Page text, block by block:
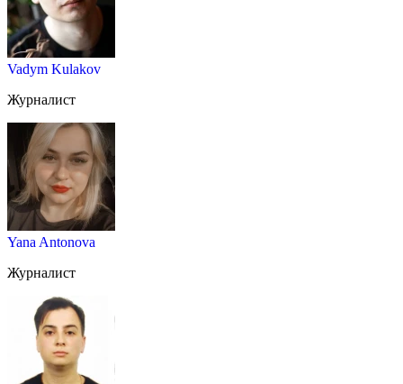
Vadym Kulakov
Журналист
Yana Antonova
Журналист